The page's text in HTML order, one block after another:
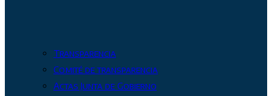
Transparencia
Comité de transparencia
Actas Junta de Gobierno